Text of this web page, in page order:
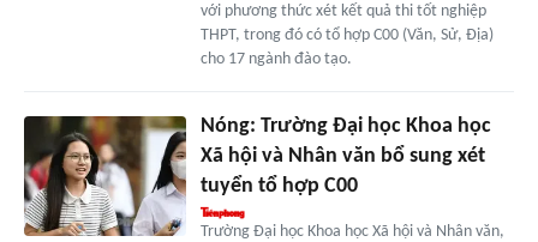
với phương thức xét kết quả thi tốt nghiệp
THPT, trong đó có tổ hợp C00 (Văn, Sử, Địa)
cho 17 ngành đào tạo.
Nóng: Trường Đại học Khoa học
Xã hội và Nhân văn bổ sung xét
tuyển tổ hợp C00
Trường Đại học Khoa học Xã hội và Nhân văn,